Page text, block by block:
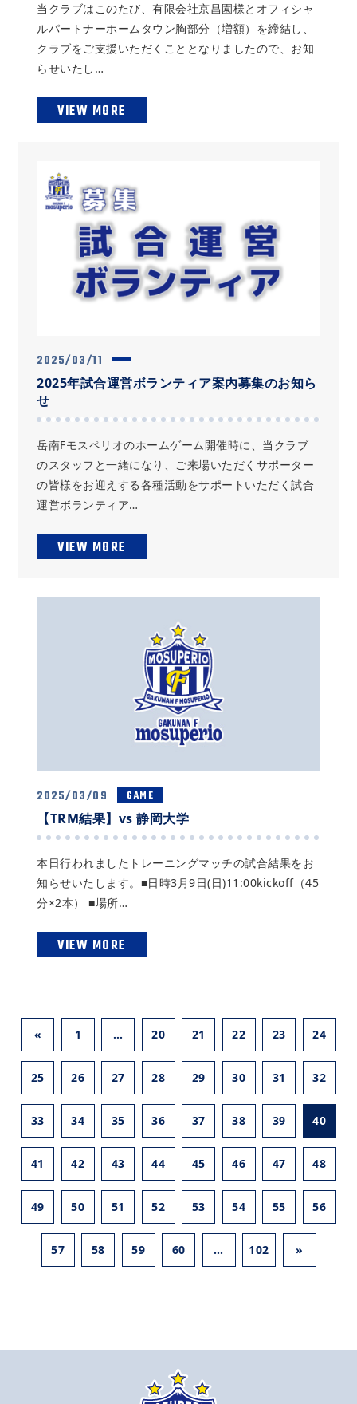
当クラブはこのたび、有限会社京昌園様とオフィシャ
ルパートナーホームタウン胸部分（増額）を締結し、
クラブをご支援いただくこととなりましたので、お知
らせいたし…
VIEW MORE
2025/03/11
2025年試合運営ボランティア案内募集のお知ら
せ
岳南Fモスペリオのホームゲーム開催時に、当クラブ
のスタッフと一緒になり、ご来場いただくサポーター
の皆様をお迎えする各種活動をサポートいただく試合
運営ボランティア…
VIEW MORE
2025/03/09 GAME
【TRM結果】vs 静岡大学
本日行われましたトレーニングマッチの試合結果をお
知らせいたします。■日時3月9日(日)11:00kickoff（45
分×2本） ■場所…
VIEW MORE
« 1 … 20 21 22 23 24
25 26 27 28 29 30 31 32
33 34 35 36 37 38 39 40
41 42 43 44 45 46 47 48
49 50 51 52 53 54 55 56
57 58 59 60 … 102 »